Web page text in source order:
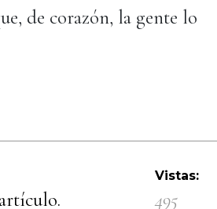
de corazón, la gente lo
Vistas:
495